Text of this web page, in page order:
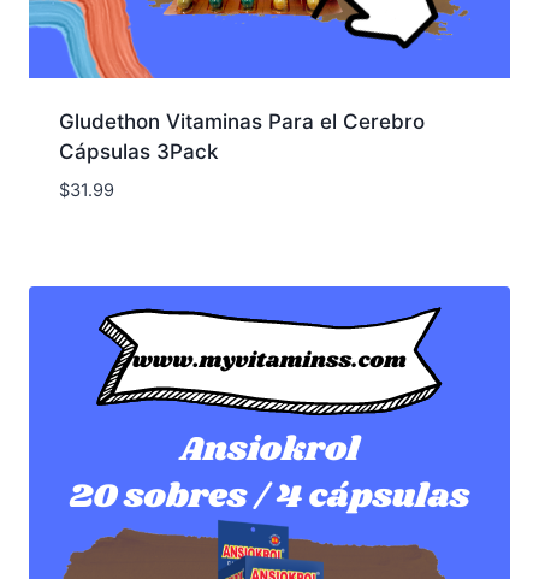
Gludethon Vitaminas Para el Cerebro
Cápsulas 3Pack
$31.99